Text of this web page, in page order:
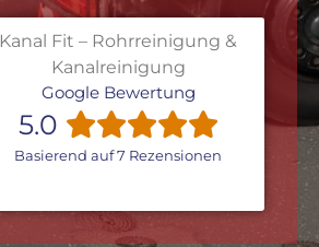
Kanal Fit – Rohrreinigung &
Kanalreinigung
Google Bewertung
5.0
Basierend auf 7 Rezensionen